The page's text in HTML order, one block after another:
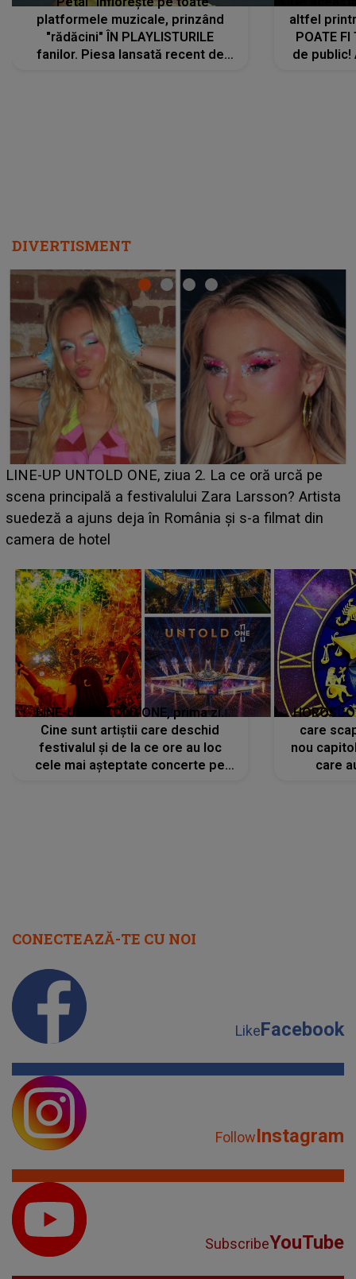
platformele muzicale, prinzând
"rădăcini" ÎN PLAYLISTURILE
fanilor. Piesa lansată recent de
altfel
POATE FI
de public!
DIVERTISMENT
Ce a dezvăluit noua concurentă din "Casa Iubirii" l-a
luat prin surprindere pe Emanuel. CINE ESTE
BĂIATUL VIZAT de Alexandra?! Aflându-se în fața
faptului împlinit, A RECUNOSCUT IMEDIAT: "Am
LINE-UP UNTOLD ONE, prima zi.
Cine sunt artiștii care deschid
festivalul și de la ce ore au loc
cele mai așteptate concerte pe
care
nou
care
CONECTEAZĂ-TE CU NOI
LikeFacebook
FollowInstagram
SubscribeYouTube